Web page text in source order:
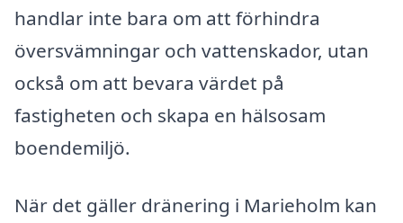
handlar inte bara om att förhindra
översvämningar och vattenskador, utan
också om att bevara värdet på
fastigheten och skapa en hälsosam
boendemiljö.
När det gäller dränering i Marieholm kan